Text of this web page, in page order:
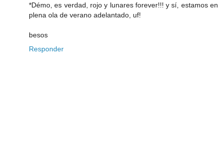
*Démo, es verdad, rojo y lunares forever!!! y sí, estamos en
plena ola de verano adelantado, uf!
besos
Responder